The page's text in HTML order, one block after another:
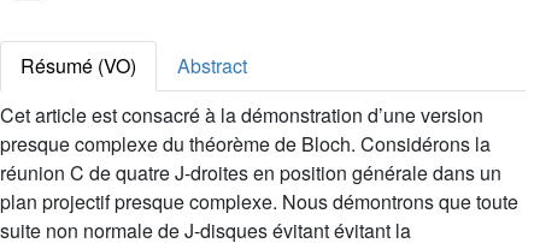
Résumé (VO)
Abstract
Cet article est consacré à la démonstration d’une version
presque complexe du théorème de Bloch. Considérons la
réunion C de quatre J-droites en position générale dans un
plan projectif presque complexe. Nous démontrons que toute
suite non normale de J-disques évitant évitant la